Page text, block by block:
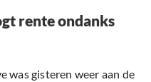
rente ondanks
was gisteren weer aan de